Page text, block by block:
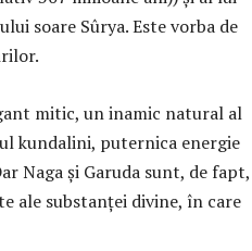
soare Sûrya. Este vorba de
mitic, un inamic natural al
kundalini, puternica energie
Naga și Garuda sunt, de fapt,
ale substanței divine, în care